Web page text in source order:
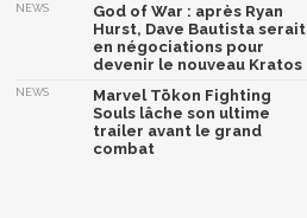
NEWS
God of War : après Ryan
Hurst, Dave Bautista serait
en négociations pour
devenir le nouveau Kratos
NEWS
Marvel Tōkon Fighting
Souls lâche son ultime
trailer avant le grand
combat